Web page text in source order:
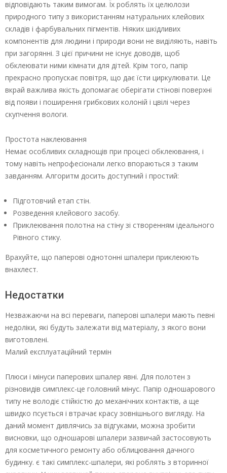
відповідають таким вимогам. Їх роблять їх целюлози
природного типу з використанням натуральних клейових
складів і фарбувальних пігментів. Ніяких шкідливих
компонентів для людини і природи вони не виділяють, навіть
при загорянні. З цієї причини не існує доводів, щоб
обклеювати ними кімнати для дітей. Крім того, папір
прекрасно пропускає повітря, що дає їсти циркулювати. Це
вкрай важлива якість допомагає оберігати стінові поверхні
від появи і поширення грибкових колоній і цвілі через
скупчення вологи.
Простота наклеювання
Немає особливих складнощів при процесі обклеювання, і
тому навіть непрофесіонали легко впораються з таким
завданням. Алгоритм досить доступний і простий:
Підготовчий етап стін.
Розведення клейового засобу.
Приклеювання полотна на стіну зі створенням ідеального
Рівного стику.
Врахуйте, що паперові однотонні шпалери приклеюють
внахлест.
Недостатки
Незважаючи на всі переваги, паперові шпалери мають певні
недоліки, які будуть залежати від матеріалу, з якого вони
виготовлені.
Малий експлуатаційний термін
Плюси і мінуси паперових шпалер явні. Для полотен з
різновидів симплекс-це головний мінус. Папір одношарового
типу не володіє стійкістю до механічних контактів, а ще
швидко псується і втрачає красу зовнішнього вигляду. На
даний момент дивлячись за відгуками, можна зробити
висновки, що одношарові шпалери зазвичай застосовують
для косметичного ремонту або облицювання дачного
будинку. є такі симплекс-шпалери, які роблять з вторинної